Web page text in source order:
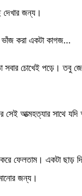
দেখার জন্য।
ভাঁজ করা একটা কাগজ…
সবার চোখেই পড়ে। তবু
আত্মহত্যার সাথে
ফেলতাম। একটা ছাড়
জন্য।